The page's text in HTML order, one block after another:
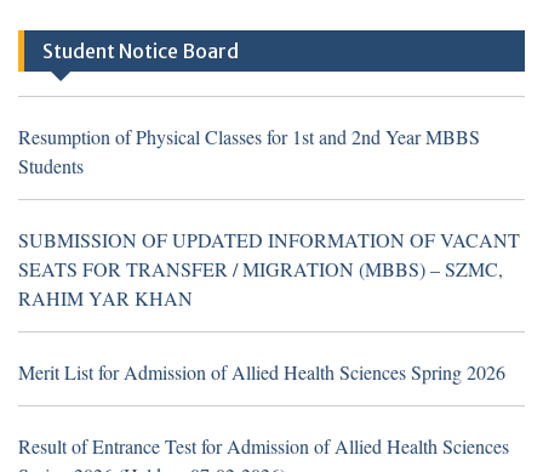
Sheikh Zayed Medical College/Hospital, R.Y.
Khan (Walk in Interview Notice)
Students
16THJuly 2026Career Opportunities at Sheikh
Zayed Medical College/Hospital, R.Y. Khan
(Walk in Interview Notice)
Student Notice Board
Resumption of Physical Classes for 1st and 2nd Year MBBS
Students
SUBMISSION OF UPDATED INFORMATION OF VACANT
SEATS FOR TRANSFER / MIGRATION (MBBS) – SZMC,
RAHIM YAR KHAN
Merit List for Admission of Allied Health Sciences Spring 2026
Result of Entrance Test for Admission of Allied Health Sciences